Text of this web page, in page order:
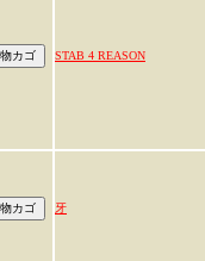
STAB 4 REASON
牙